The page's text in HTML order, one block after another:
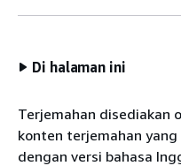
Di halaman ini
Terjemahan disediakan
konten terjemahan
dengan versi bahasa